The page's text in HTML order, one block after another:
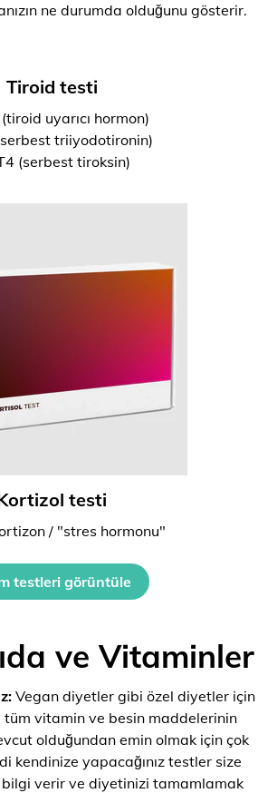
ne durumda olduğunu gösterir.
Tiroid testi
uyarıcı hormon)
triiyodotironin)
(serbest tiroksin)
testi
/ "stres hormonu"
testleri görüntüle
ve Vitaminler
Vegan diyetler gibi özel diyetler için
vitamin ve besin maddelerinin
olduğundan emin olmak için çok
kendinize yapacağınız testler size
bilgi verir ve diyetinizi tamamlamak